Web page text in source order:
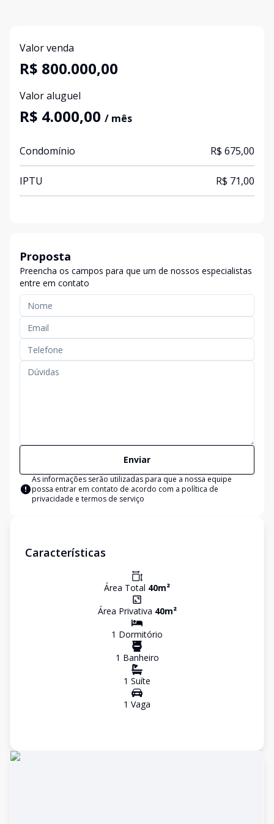
Valor venda
R$ 800.000,00
Valor aluguel
R$ 4.000,00 / mês
Condomínio R$ 675,00
IPTU R$ 71,00
Proposta
Preencha os campos para que um de nossos especialistas
entre em contato
Enviar
As informações serão utilizadas para que a nossa equipe
possa entrar em contato de acordo com a política de
privacidade e termos de serviço
Características
Área Total 40m²
Área Privativa 40m²
1 Dormitório
1 Banheiro
1 Suíte
1 Vaga